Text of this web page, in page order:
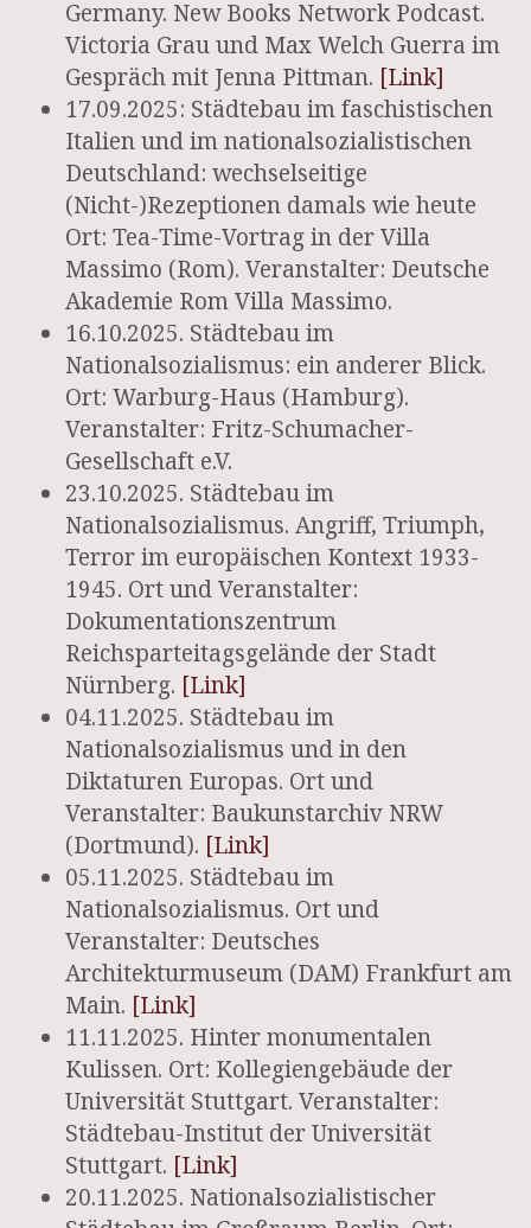
Germany. New Books Network Podcast.
Victoria Grau und Max Welch Guerra im
Gespräch mit Jenna Pittman. [Link]
17.09.2025: Städtebau im faschistischen
Italien und im nationalsozialistischen
Deutschland: wechselseitige
(Nicht-)Rezeptionen damals wie heute
Ort: Tea-Time-Vortrag in der Villa
Massimo (Rom). Veranstalter: Deutsche
Akademie Rom Villa Massimo.
16.10.2025. Städtebau im
Nationalsozialismus: ein anderer Blick.
Ort: Warburg-Haus (Hamburg).
Veranstalter: Fritz-Schumacher-
Gesellschaft e.V.
23.10.2025. Städtebau im
Nationalsozialismus. Angriff, Triumph,
Terror im europäischen Kontext 1933-
1945. Ort und Veranstalter:
Dokumentationszentrum
Reichsparteitagsgelände der Stadt
Nürnberg. [Link]
04.11.2025. Städtebau im
Nationalsozialismus und in den
Diktaturen Europas. Ort und
Veranstalter: Baukunstarchiv NRW
(Dortmund). [Link]
05.11.2025. Städtebau im
Nationalsozialismus. Ort und
Veranstalter: Deutsches
Architekturmuseum (DAM) Frankfurt am
Main. [Link]
11.11.2025. Hinter monumentalen
Kulissen. Ort: Kollegiengebäude der
Universität Stuttgart. Veranstalter:
Städtebau-Institut der Universität
Stuttgart. [Link]
20.11.2025. Nationalsozialistischer